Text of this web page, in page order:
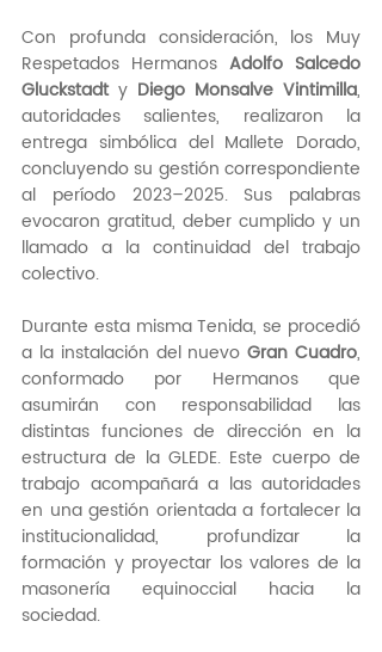
Con profunda consideración, los Muy
Respetados Hermanos Adolfo Salcedo
Gluckstadt y Diego Monsalve Vintimilla,
autoridades salientes, realizaron la
entrega simbólica del Mallete Dorado,
concluyendo su gestión correspondiente
al período 2023–2025. Sus palabras
evocaron gratitud, deber cumplido y un
llamado a la continuidad del trabajo
colectivo.
Durante esta misma Tenida, se procedió
a la instalación del nuevo Gran Cuadro,
conformado por Hermanos que
asumirán con responsabilidad las
distintas funciones de dirección en la
estructura de la GLEDE. Este cuerpo de
trabajo acompañará a las autoridades
en una gestión orientada a fortalecer la
institucionalidad, profundizar la
formación y proyectar los valores de la
masonería equinoccial hacia la
sociedad.